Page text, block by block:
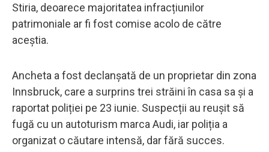
Stiria, deoarece majoritatea infracțiunilor
patrimoniale ar fi fost comise acolo de către
aceștia.
Ancheta a fost declanșată de un proprietar din zona
Innsbruck, care a surprins trei străini în casa sa și a
raportat poliției pe 23 iunie. Suspecții au reușit să
fugă cu un autoturism marca Audi, iar poliția a
organizat o căutare intensă, dar fără succes.